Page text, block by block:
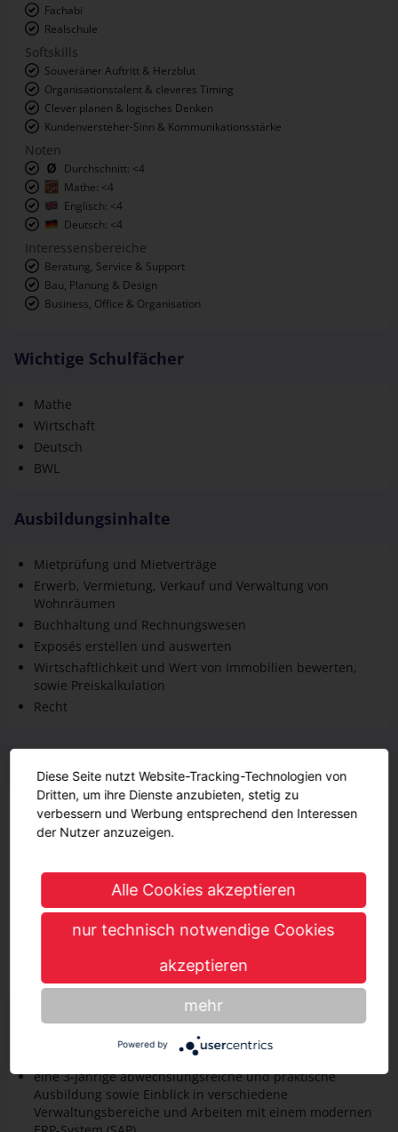
Fachabi
Realschule
Softskills
Souveräner Auftritt & Herzblut
Organisationstalent & cleveres Timing
Clever planen & logisches Denken
Kundenversteher-Sinn & Kommunikationsstärke
Noten
Durchschnitt: <4
Mathe: <4
Englisch: <4
Deutsch: <4
Interessensbereiche
Beratung, Service & Support
Bau, Planung & Design
Business, Office & Organisation
Wichtige Schulfächer
Mathe
Wirtschaft
Deutsch
BWL
Ausbildungsinhalte
Mietprüfung und Mietverträge
Erwerb, Vermietung, Verkauf und Verwaltung von
Wohnräumen
Buchhaltung und Rechnungswesen
Exposés erstellen und auswerten
Wirtschaftlichkeit und Wert von Immobilien bewerten,
sowie Preiskalkulation
Recht
Während der Ausbildung
1. Jahr 900 € - 1170 €
900 € - 1170 €
2. Jahr 1010 € - 1280 €
1010 € - 1280 €
3. Jahr 1120 € - 1390 €
1120 € - 1390 €
4400 € - 4930 €
4400 € - 4930 €
Vorteile
eine 3-jährige abwechslungsreiche und praktische
Ausbildung sowie Einblick in verschiedene
Verwaltungsbereiche und Arbeiten mit einem modernen
Diese Seite nutzt Website-Tracking-Technologien von
Dritten, um ihre Dienste anzubieten, stetig zu
verbessern und Werbung entsprechend den Interessen
der Nutzer anzuzeigen.
Alle Cookies akzeptieren
nur technisch notwendige Cookies
akzeptieren
mehr
Powered by